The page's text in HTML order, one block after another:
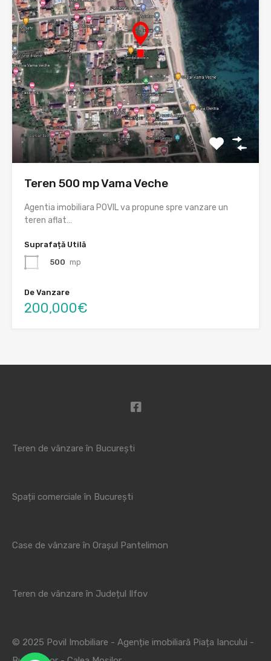
Teren 500 mp Vama Veche
Agentia imobiliara POVIL va propune spre vanzare un
teren aflat…
Suprafață Utilă
500 mp
De Vanzare
200,000€
Teren de vânzare în București
Spații comerciale în București
Case de vânzare în Orașul Pantelimon
Teren de vânzare în Județul Ilfov
© 2025 Povil Imobiliare - Agenție imobiliară Piața Iancului -